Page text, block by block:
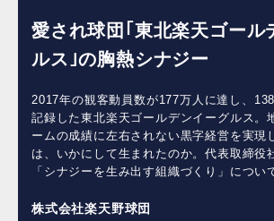
愛され球団｢東北楽天ゴール
ルス｣の胸熱シナジー
2017年の観客動員数が177万人に達し、
記録した東北楽天ゴールデンイーグルス。
ームの成績に左右されない黒字経営を実現
は、いかにして生まれたのか。代表取締役
「シナジーを生み出す組織づくり」につい
株式会社楽天野球団